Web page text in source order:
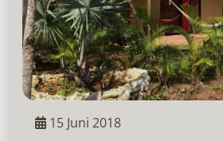
15 Juni 2018